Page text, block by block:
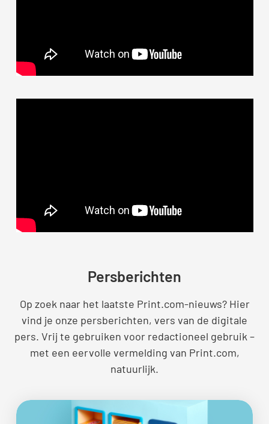
Persberichten
Op zoek naar het laatste Print.com-nieuws? Hier
vind je onze persberichten, vers van de digitale
pers. Vrij te gebruiken voor redactioneel gebruik –
met een eervolle vermelding van Print.com,
natuurlijk.